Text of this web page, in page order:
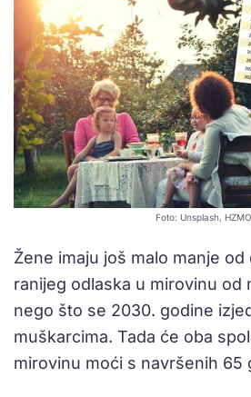
Foto: Unsplash, HZMO
Žene imaju još malo manje
ranijeg odlaska u mirovinu od
nego što se 2030. godine
muškarcima. Tada će oba
mirovinu moći s navršenih 65